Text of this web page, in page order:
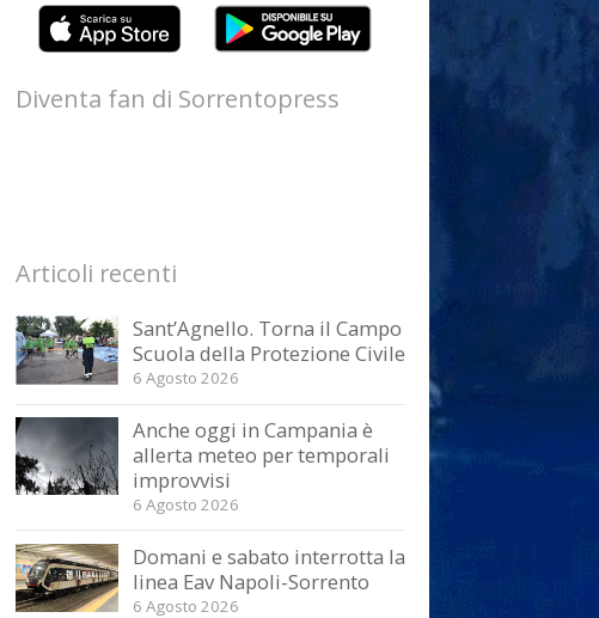
Diventa fan di Sorrentopress
Articoli recenti
Sant’Agnello. Torna il Campo
Scuola della Protezione Civile
6 Agosto 2026
Anche oggi in Campania è
allerta meteo per temporali
improvvisi
6 Agosto 2026
Domani e sabato interrotta la
linea Eav Napoli-Sorrento
6 Agosto 2026